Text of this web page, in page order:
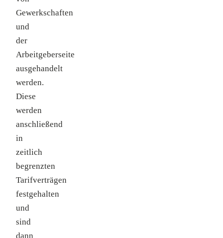
Gewerkschaften
und
der
Arbeitgeberseite
ausgehandelt
werden.
Diese
werden
anschließend
in
zeitlich
begrenzten
Tarifverträgen
festgehalten
und
sind
dann